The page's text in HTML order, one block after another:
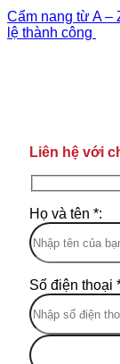
Cẩm nang từ A –
lệ thành công
Liên hệ với
Họ và tên *:
Số điện thoại